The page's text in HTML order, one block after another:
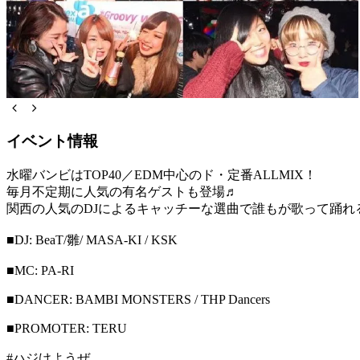
イベント情報
水曜バンビはTOP40／EDM中心のド・定番ALLMIX！
毎月不定期に人気の有名ゲストも登場♬
関西の人気のDJによるキャッチーな選曲で誰もが歌って踊れ
■DJ: BeaT/雛/ MASA-KI / KSK
■MC: PA-RI
■DANCER: BAMBI MONSTERS / THP Dancers
■PROMOTER: TERU